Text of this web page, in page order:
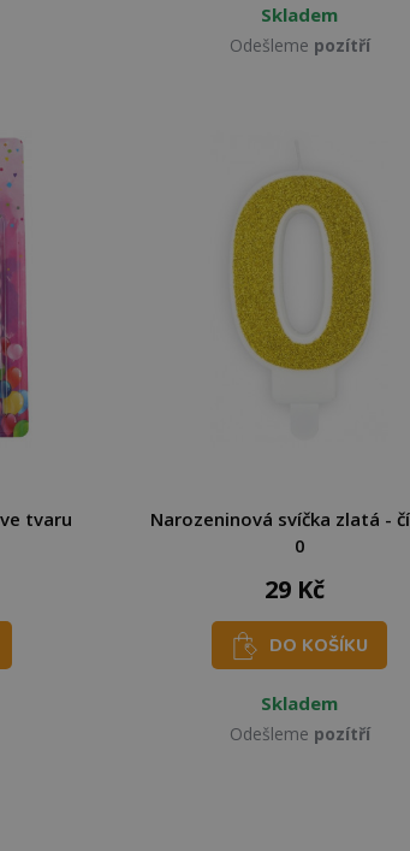
Skladem
Odešleme pozítří
tvaru
Narozeninová svíčka zlatá -
0
29 Kč
DO KOŠÍKU
Skladem
Odešleme pozítří